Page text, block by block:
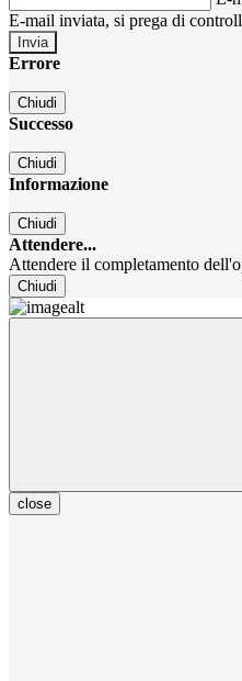
E-mail inviata, si prega di
Errore
Chiudi
Successo
Chiudi
Informazione
Chiudi
Attendere...
Attendere il completamento
Chiudi
close